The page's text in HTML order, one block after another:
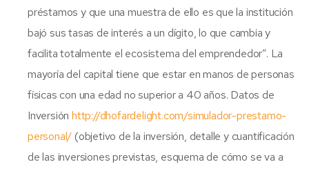
préstamos y que una muestra de ello es que la institución
bajó sus tasas de interés a un dígito, lo que cambia y
facilita totalmente el ecosistema del emprendedor”. La
mayoría del capital tiene que estar en manos de personas
físicas con una edad no superior a 40 años. Datos de
Inversión http://dhofardelight.com/simulador-prestamo-
personal/ (objetivo de la inversión, detalle y cuantificación
de las inversiones previstas, esquema de cómo se va a